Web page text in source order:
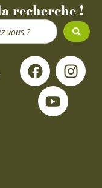
recherche !
F
a
c
e
I
n
s
Y
o
u
t
u